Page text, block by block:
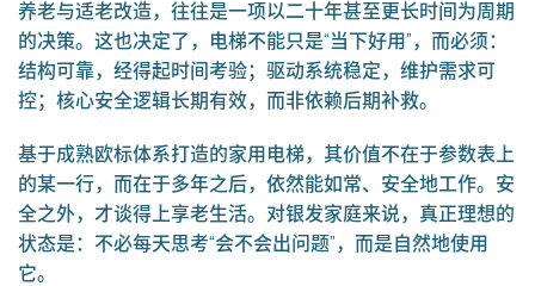
养老与适老改造，往往是一项以二十年甚至更长时间为周期
的决策。这也决定了，电梯不能只是“当下好用”，而必须：
结构可靠，经得起时间考验；驱动系统稳定，维护需求可
控；核心安全逻辑长期有效，而非依赖后期补救。
基于成熟欧标体系打造的家用电梯，其价值不在于参数表上
的某一行，而在于多年之后，依然能如常、安全地工作。安
全之外，才谈得上享老生活。对银发家庭来说，真正理想的
状态是：不必每天思考“会不会出问题”，而是自然地使用
它。